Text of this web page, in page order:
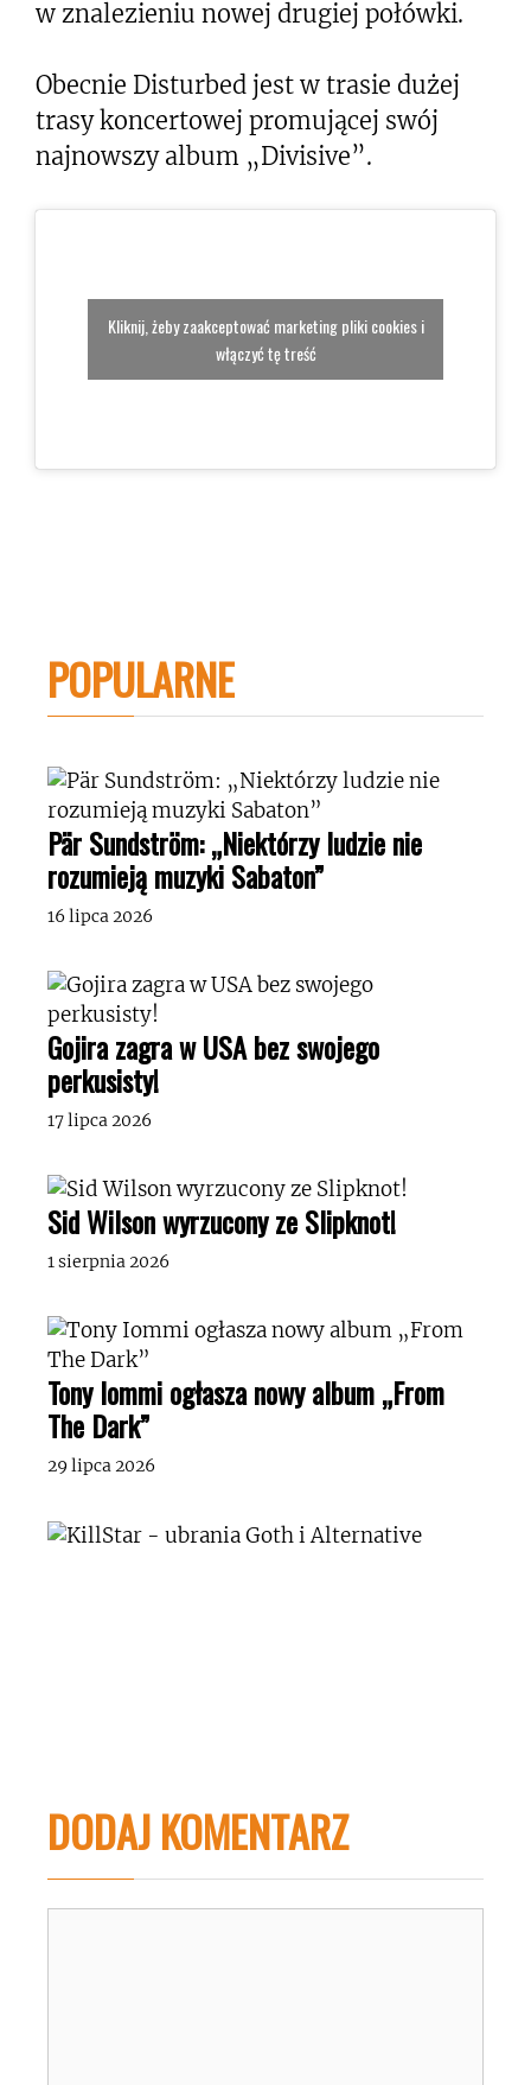
w znalezieniu nowej drugiej połówki.
Obecnie Disturbed jest w trasie dużej
trasy koncertowej promującej swój
najnowszy album „Divisive”.
Kliknij, żeby zaakceptować marketing pliki cookies i
włączyć tę treść
POPULARNE
Pär Sundström: „Niektórzy ludzie nie
rozumieją muzyki Sabaton”
16 lipca 2026
Gojira zagra w USA bez swojego
perkusisty!
17 lipca 2026
Sid Wilson wyrzucony ze Slipknot!
1 sierpnia 2026
Tony Iommi ogłasza nowy album „From
The Dark”
29 lipca 2026
DODAJ KOMENTARZ